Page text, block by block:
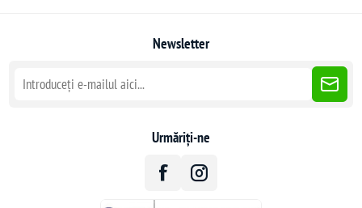
Newsletter
Urmăriți-ne